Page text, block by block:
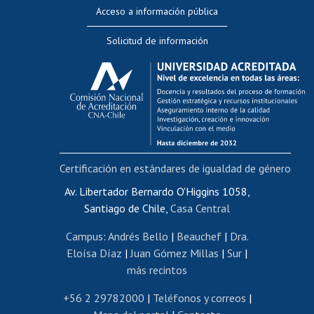
Evaluación docente
Calificación académica
Postulación al AUCAI
Funcionarias/os
Cursos internos de capacitación
Bienestar del personal
Portal de movilidad interna
Certificado de renta
Certificado de renta honorarios
Editar páginas blancas
Extranjeras/os
Revalidación y reconocimiento de títulos
Acceso a información pública
Solicitud de información
Av. Libertador Bernardo O'Higgins 1058,
Santiago de Chile, Casa Central
Campus: Andrés Bello | Beauchef| Dra.
Eloísa Díaz | Juan Gómez Millas | Sur |
más recintos
+56 2 29782000 | Teléfonos y correos |
Certificación en estándares de igualdad de género